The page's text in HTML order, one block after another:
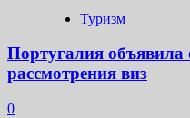
Туризм
Португалия объявила
рассмотрения виз
0